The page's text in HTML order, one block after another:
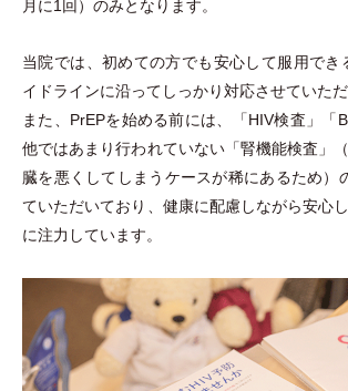
月に1回 ） のみとなります。
当院では、初めての方でも安心して服用でき
イドラインに沿ってしっかり対応させていただ
また、PrEPを始める前には、
「HIV検査 」 「
他ではあまり行われていない「腎機能検査 」 （
臓を悪くしてしまうケースが稀にあるため）
ていただいており、健康に配慮しながら安心
に注力しています。